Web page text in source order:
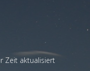
Zeit aktualisiert